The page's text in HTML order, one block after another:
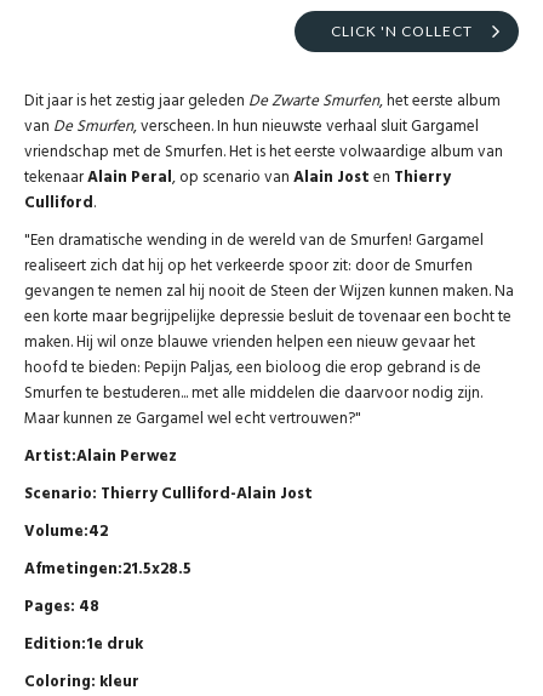
CLICK 'N COLLECT
Dit jaar is het zestig jaar geleden De Zwarte Smurfen, het eerste album
van De Smurfen, verscheen. In hun nieuwste verhaal sluit Gargamel
vriendschap met de Smurfen. Het is het eerste volwaardige album van
tekenaarAlain Peral, op scenario vanAlain Josten Thierry
Culliford.
"Een dramatische wending in de wereld van de Smurfen! Gargamel
realiseert zich dat hij op het verkeerde spoor zit: door de Smurfen
gevangen te nemen zal hij nooit de Steen der Wijzen kunnen maken. Na
een korte maar begrijpelijke depressie besluit de tovenaar een bocht te
maken. Hij wil onze blauwe vrienden helpen een nieuw gevaar het
hoofd te bieden: Pepijn Paljas, een bioloog die erop gebrand is de
Smurfen te bestuderen... met alle middelen die daarvoor nodig zijn.
Maar kunnen ze Gargamel wel echt vertrouwen?"
Artist:Alain Perwez
Scenario: Thierry Culliford-Alain Jost
Volume:42
Afmetingen:21.5x28.5
Pages: 48
Edition:1e druk
Coloring: kleur